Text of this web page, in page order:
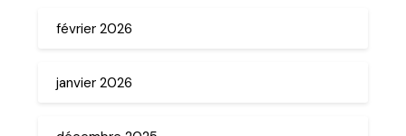
février 2026
janvier 2026